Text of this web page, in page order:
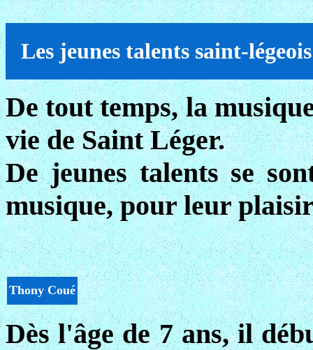
Les jeunes talents saint-légeois
De tout temps, la
vie de Saint Léger.
De jeunes talents se
musique, pour leur
Thony Coué
Dès l'âge de 7 ans, il